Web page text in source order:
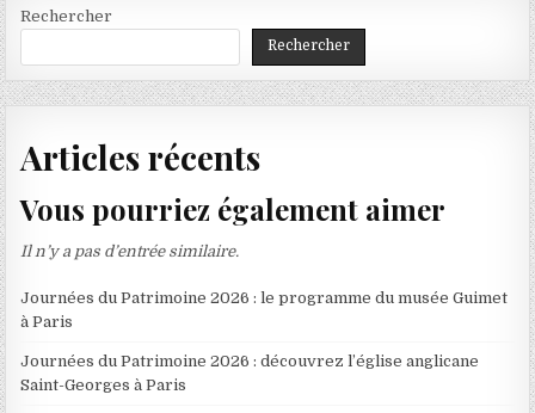
Rechercher
Rechercher
Articles récents
Vous pourriez également aimer
Il n’y a pas d’entrée similaire.
Journées du Patrimoine 2026 : le programme du musée Guimet
à Paris
Journées du Patrimoine 2026 : découvrez l’église anglicane
Saint-Georges à Paris